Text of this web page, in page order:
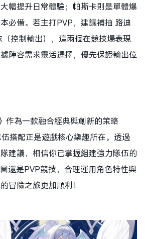
幅提升日常體驗；帕斯卡則是單體爆
必備。若主打PVP，建議補抽 路迪
（控制輸出），這兩個在競技場表現
陣容需求靈活選擇，優先保證輸出位
作為一款融合經典與創新的策略
搭配正是遊戲核心樂趣所在。透過
建議，相信你已掌握組建強力隊伍的
還是PVP競技，合理運用角色特性與
冒險之旅更加順利！